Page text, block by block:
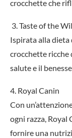
crocchette che
3. Taste of the
Ispirata alla dieta
crocchette ricche
salute e il
4. Royal Canin
Con
ogni razza,
fornire una